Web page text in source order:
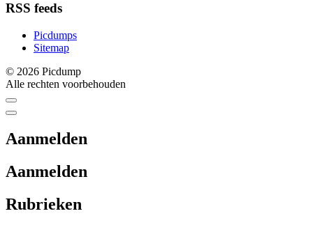
RSS feeds
Picdumps
Sitemap
© 2026 Picdump
Alle rechten voorbehouden
Aanmelden
Aanmelden
Rubrieken